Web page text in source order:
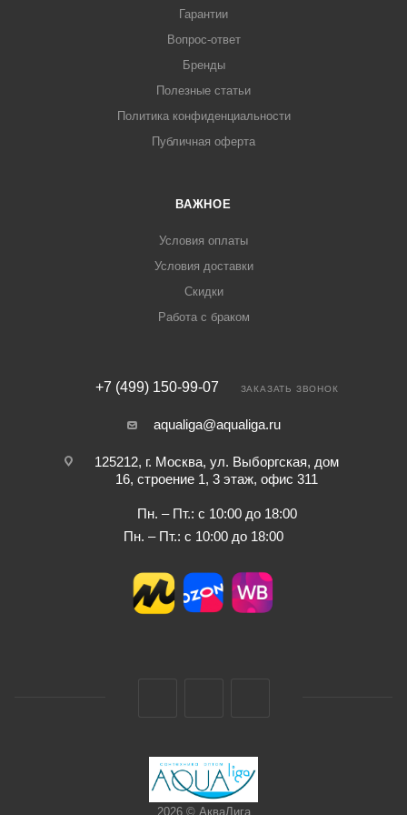
Гарантии
Вопрос-ответ
Бренды
Полезные статьи
Политика конфиденциальности
Публичная оферта
ВАЖНОЕ
Условия оплаты
Условия доставки
Скидки
Работа с браком
+7 (499) 150-99-07 ЗАКАЗАТЬ ЗВОНОК
aqualiga@aqualiga.ru
125212, г. Москва, ул. Выборгская, дом
16, строение 1, 3 этаж, офис 311
Пн. – Пт.: с 10:00 до 18:00
Пн. – Пт.: с 10:00 до 18:00
2026 © АкваЛига